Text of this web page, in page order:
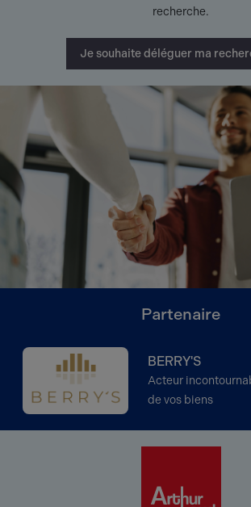
recherche.
Je souhaite déléguer ma
Partenaire
BERRY'S
Acteur
de vos biens